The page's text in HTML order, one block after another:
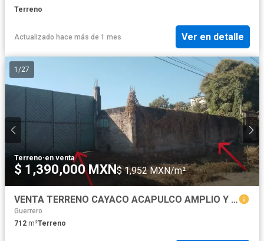
Terreno
Actualizado hace más de 1 mes Ver en detalle
1 /27
Terreno·en venta
$ 1,390,000 MXN $ 1,952 MXN/m²
VENTA TERRENO CAYACO ACAPULCO AMPLIO Y BARDEADO
Guerrero
712 m²Terreno